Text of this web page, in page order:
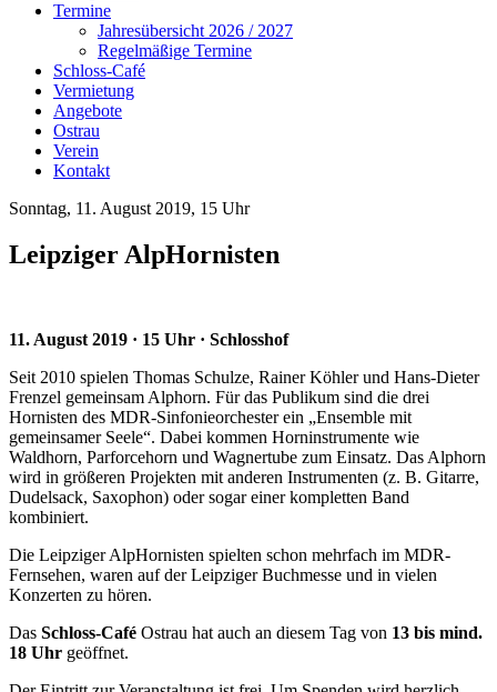
Termine
Jahresübersicht 2026 / 2027
Regelmäßige Termine
Schloss-Café
Vermietung
Angebote
Ostrau
Verein
Kontakt
Sonntag, 11. August 2019, 15 Uhr
Leipziger AlpHornisten
11. August 2019 · 15 Uhr · Schlosshof
Seit 2010 spielen Thomas Schulze, Rainer Köhler und Hans-Dieter
Frenzel gemeinsam Alphorn. Für das Publikum sind die drei
Hornisten des MDR-Sinfonieorchester ein „Ensemble mit
gemeinsamer Seele“. Dabei kommen Horninstrumente wie
Waldhorn, Parforcehorn und Wagnertube zum Einsatz. Das Alphorn
wird in größeren Projekten mit anderen Instrumenten (z. B. Gitarre,
Dudelsack, Saxophon) oder sogar einer kompletten Band
kombiniert.
Die Leipziger AlpHornisten spielten schon mehrfach im MDR-
Fernsehen, waren auf der Leipziger Buchmesse und in vielen
Konzerten zu hören.
Das Schloss-Café Ostrau hat auch an diesem Tag von 13 bis mind.
18 Uhr geöffnet.